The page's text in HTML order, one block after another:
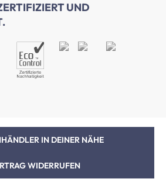
UND
IN DEINER NÄHE
WIDERRUFEN